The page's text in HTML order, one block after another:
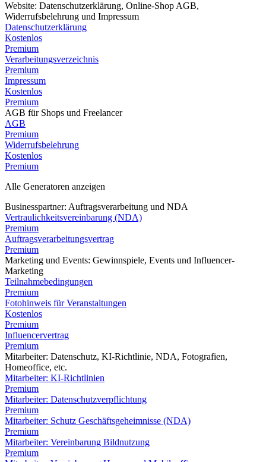
Website: Datenschutzerklärung, Online-Shop AGB,
Widerrufsbelehrung und Impressum
Datenschutzerklärung
Kostenlos
Premium
Verarbeitungsverzeichnis
Premium
Impressum
Kostenlos
Premium
AGB für Shops und Freelancer
AGB
Premium
Widerrufsbelehrung
Kostenlos
Premium
Alle Generatoren anzeigen
Businesspartner: Auftragsverarbeitung und NDA
Vertraulichkeitsvereinbarung (NDA)
Premium
Auftragsverarbeitungsvertrag
Premium
Marketing und Events: Gewinnspiele, Events und Influencer-
Marketing
Teilnahmebedingungen
Premium
Fotohinweis für Veranstaltungen
Kostenlos
Premium
Influencervertrag
Premium
Mitarbeiter: Datenschutz, KI-Richtlinie, NDA, Fotografien,
Homeoffice, etc.
Mitarbeiter: KI-Richtlinien
Premium
Mitarbeiter: Datenschutzverpflichtung
Premium
Mitarbeiter: Schutz Geschäftsgeheimnisse (NDA)
Premium
Mitarbeiter: Vereinbarung Bildnutzung
Premium